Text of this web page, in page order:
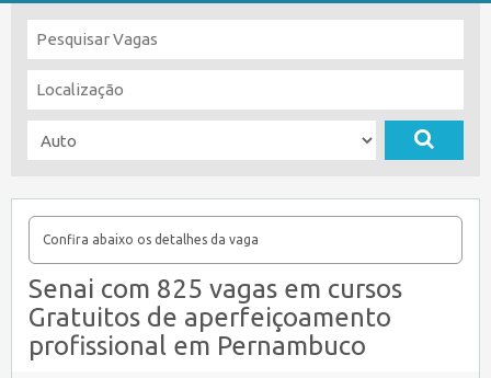
Confira abaixo os detalhes da vaga
Senai com 825 vagas em cursos
Gratuitos de aperfeiçoamento
profissional em Pernambuco